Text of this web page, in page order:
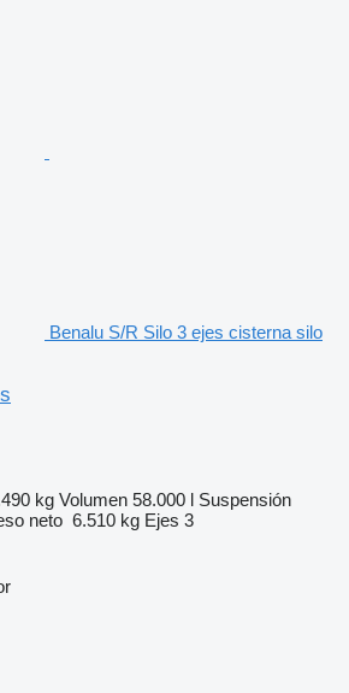
Benalu S/R Silo 3 ejes cisterna silo
kg Volumen 58.000 l Suspensión
neto 6.510 kg Ejes 3